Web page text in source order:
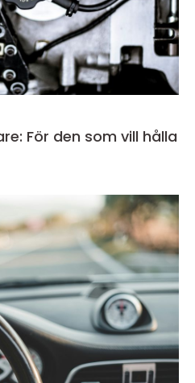
För den som vill hålla